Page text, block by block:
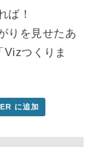
ば！
りを見せたあ
つくりま
に追加